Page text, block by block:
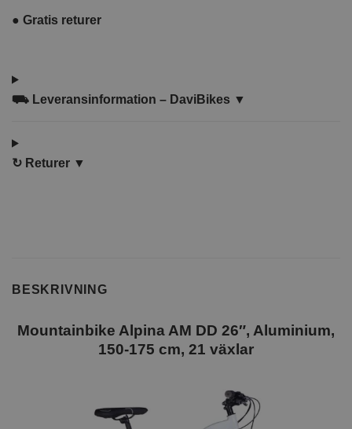
● Gratis returer
⛟ Leveransinformation – DaviBikes ▼
↻ Returer ▼
BESKRIVNING
Mountainbike Alpina AM DD 26″, Aluminium,
150-175 cm, 21 växlar